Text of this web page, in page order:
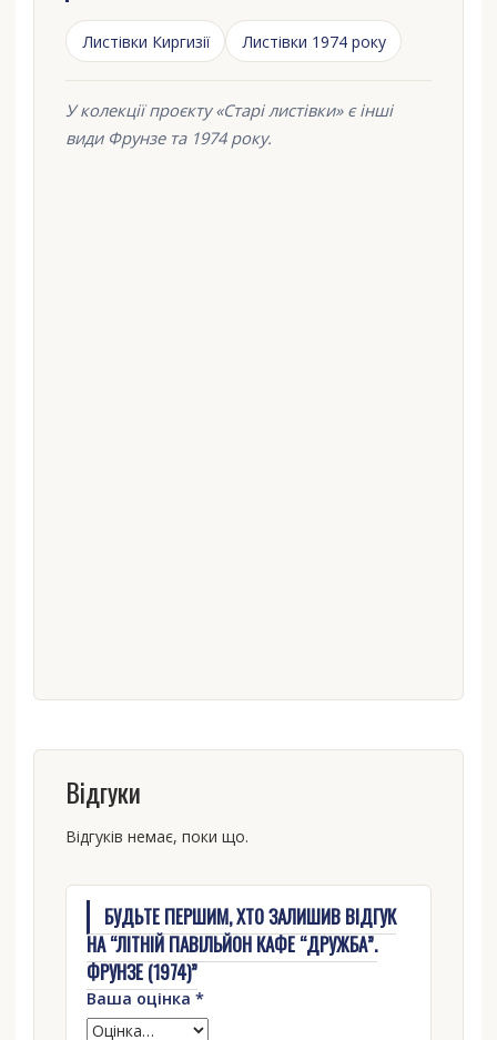
Листівки Киргизії Листівки 1974 року
У колекції проєкту «Старі листівки» є інші
види Фрунзе та 1974 року.
Відгуки
Відгуків немає, поки що.
БУДЬТЕ ПЕРШИМ, ХТО ЗАЛИШИВ ВІДГУК
НА “ЛІТНІЙ ПАВІЛЬЙОН КАФЕ “ДРУЖБА”.
ФРУНЗЕ (1974)”
Ваша оцінка *